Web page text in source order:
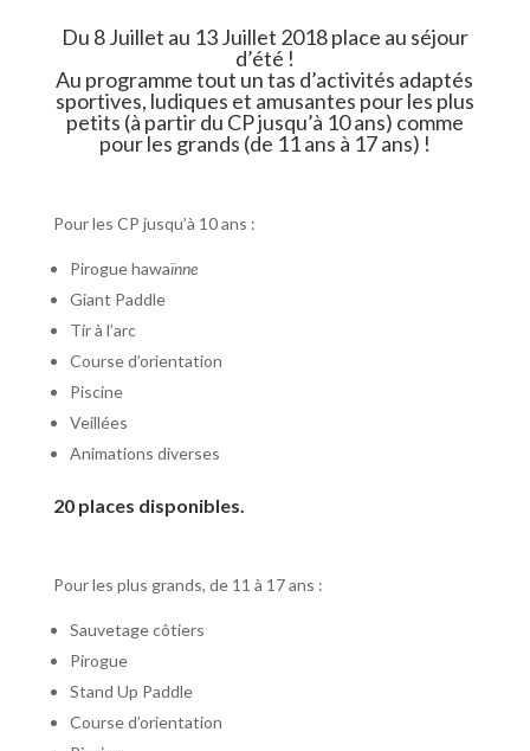
Du 8 Juillet au 13 Juillet 2018 place au séjour
d’été !
Au programme tout un tas d’activités adaptés
sportives, ludiques et amusantes pour les plus
petits (à partir du CP jusqu’à 10 ans) comme
pour les grands (de 11 ans à 17 ans) !
Pour les CP jusqu’à 10 ans :
Pirogue hawaïnne
Giant Paddle
Tir à l’arc
Course d’orientation
Piscine
Veillées
Animations diverses
20 places disponibles.
Pour les plus grands, de 11 à 17 ans :
Sauvetage côtiers
Pirogue
Stand Up Paddle
Course d’orientation